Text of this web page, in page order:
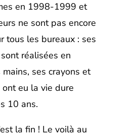
en 1998-1999 et
ne sont pas encore
tous les bureaux : ses
réalisées en
ses crayons et
eu la vie dure
10 ans.
la fin ! Le voilà au